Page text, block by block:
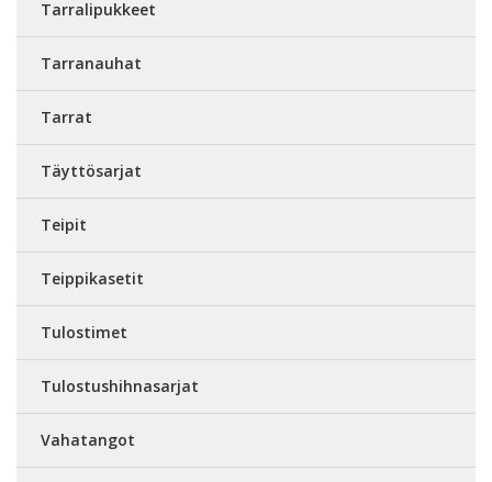
Tarralipukkeet
Tarranauhat
Tarrat
Täyttösarjat
Teipit
Teippikasetit
Tulostimet
Tulostushihnasarjat
Vahatangot